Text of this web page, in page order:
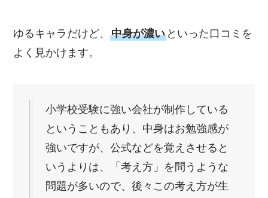
ゆるキャラだけど、中身が濃い といった口コミを
よく見かけます。
小学校受験に強い会社が制作している
ということもあり、中身はお勉強感が
強いですが、公式などを覚えさせると
いうよりは、「考え方」を問うような
問題が多いので、後々この考え方が生